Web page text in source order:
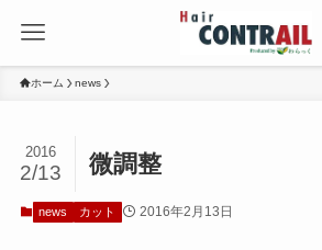
ホーム news
微調整
2016
2/13
news カット 2016年2月13日